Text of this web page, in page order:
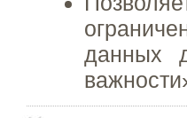
данных